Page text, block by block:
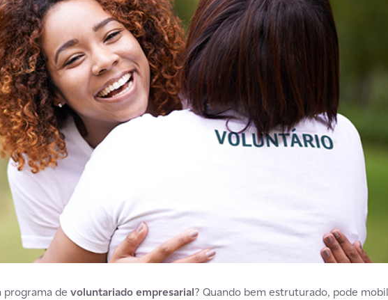
programa de voluntariado empresarial? Quando bem estruturado, pode